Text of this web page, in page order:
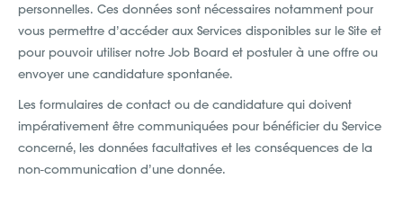
personnelles. Ces données sont nécessaires notamment pour
vous permettre d’accéder aux Services disponibles sur le Site et
pour pouvoir utiliser notre Job Board et postuler à une offre ou
envoyer une candidature spontanée.
Les formulaires de contact ou de candidature qui doivent
impérativement être communiquées pour bénéficier du Service
concerné, les données facultatives et les conséquences de la
non-communication d’une donnée.